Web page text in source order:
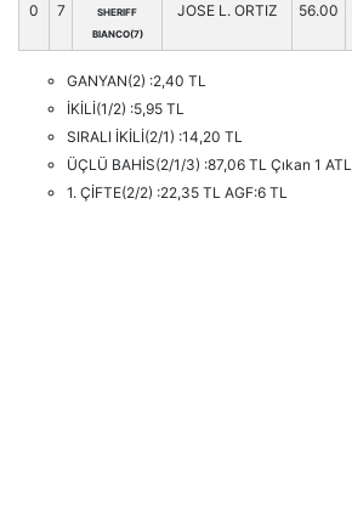
0 7
SHERIFF
BIANCO(7)
JOSE L. ORTIZ 56.00
GANYAN(2) :2,40 TL
İKİLİ(1/2) :5,95 TL
SIRALI İKİLİ(2/1) :14,20 TL
ÜÇLÜ BAHİS(2/1/3) :87,06 TL Çıkan 1
1. ÇİFTE(2/2) :22,35 TL AGF:6 TL